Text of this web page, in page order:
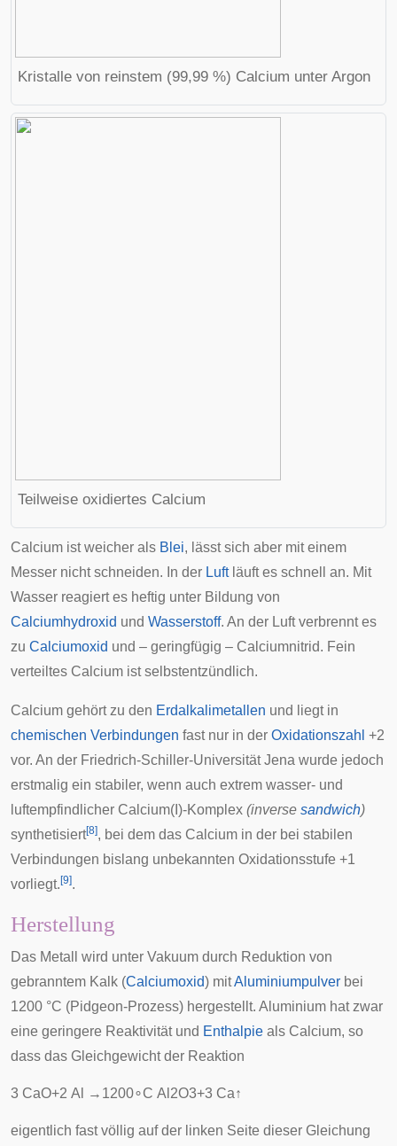
Kristalle von reinstem (99,99 %) Calcium unter Argon
Teilweise oxidiertes Calcium
Calcium ist weicher als Blei, lässt sich aber mit einem
Messer nicht schneiden. In der Luftläuft es schnell an. Mit
Wasser reagiert es heftig unter Bildung von
Calciumhydroxid und Wasserstoff. An der Luft verbrennt es
zu Calciumoxid und – geringfügig – Calciumnitrid. Fein
verteiltes Calcium ist selbstentzündlich.
Calcium gehört zu den Erdalkalimetallen und liegt in
chemischen Verbindungen fast nur in der Oxidationszahl +2
vor. An der Friedrich-Schiller-Universität Jena wurde jedoch
erstmalig ein stabiler, wenn auch extrem wasser- und
luftempfindlicher Calcium(I)-Komplex (inverse sandwich)
synthetisiert[8], bei dem das Calcium in der bei stabilen
Verbindungen bislang unbekannten Oxidationsstufe +1
vorliegt. [9].
Herstellung
Das Metall wird unter Vakuum durch Reduktion von
gebranntem Kalk (Calciumoxid) mitAluminiumpulver bei
1200 °C (Pidgeon-Prozess) hergestellt. Aluminium hat zwar
eine geringere Reaktivität und Enthalpie als Calcium, so
dass das Gleichgewicht der Reaktion
3 CaO+2 A → 1200∘C A 2O3+3 Ca↑
eigentlich fast völlig auf der linken Seite dieser Gleichung